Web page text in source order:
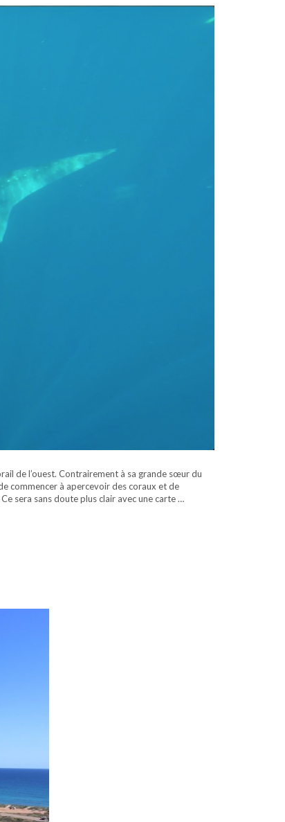
de l’ouest. Contrairement à sa grande sœur du
commencer à apercevoir des coraux et de
sera sans doute plus clair avec une carte …